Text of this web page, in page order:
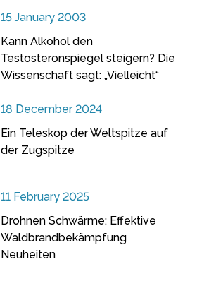
15 January 2003
Kann Alkohol den
Testosteronspiegel steigern? Die
Wissenschaft sagt: „Vielleicht“
18 December 2024
Ein Teleskop der Weltspitze auf
der Zugspitze
11 February 2025
Drohnen Schwärme: Effektive
Waldbrandbekämpfung
Neuheiten